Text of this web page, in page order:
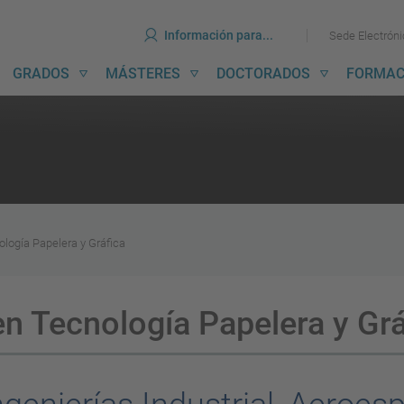
Ir
al
Ir
al
Información para... Sede
GRADOS MÁSTERES DOCTORADOS
Papelera y Gráfica
Tecnología Papelera y